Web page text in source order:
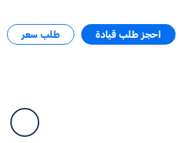
احجز طلب قيادة​ طلب سعر​